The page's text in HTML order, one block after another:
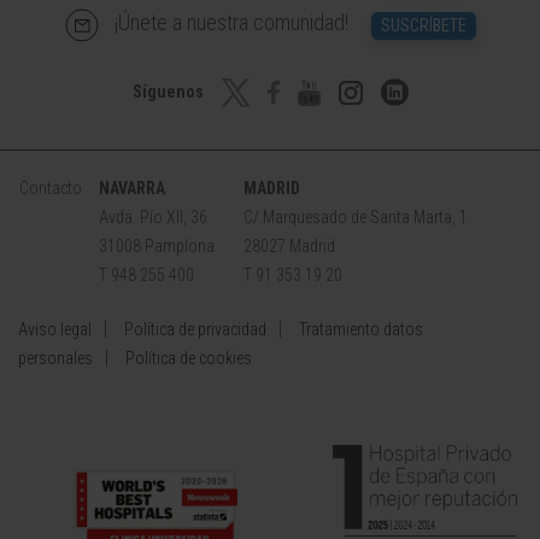
¡Únete a nuestra comunidad! SUSCRÍBETE
Síguenos
Contacto
NAVARRA
Avda. Pío XII, 36
31008 Pamplona
T 948 255 400
MADRID
C/ Marquesado de Santa Marta, 1
28027 Madrid
T 91 353 19 20
Aviso legal Política de privacidad
Tratamiento datos
personales
Política de cookies